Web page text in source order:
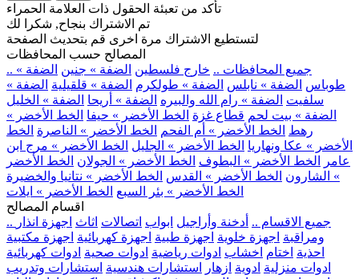
تأكد من تعبئة الحقول ذات العلامة الحمراء
تم الاشتراك بنجاح, شكرا لك
لتستطيع الاشتراك مرة اخرى قم بتحديث الصفحة
المصالح حسب المحافظات
.. جميع المحافظات .. خارج فلسطين الضفة » جنين الضفة »
طوباس الضفة » نابلس الضفة » طولكرم الضفة » قلقيلية الضفة »
سلفيت الضفة » رام الله والبيره الضفة » أريحا الضفة » الخليل
الضفة » بيت لحم قطاع غزة الخط الأخضر » حيفا الخط الأخضر »
رهط الخط الأخضر » أم الفحم الخط الأخضر » الناصرة الخط
الأخضر » عكا ونهاريا الخط الأخضر » الجليل الخط الأخضر » مرج ابن
عامر
الخط الأخضر » البطوف الخط الأخضر » الجولان الخط الأخضر
» الشارون الخط الأخضر » القدس الخط الأخضر » نتانيا والخضيرة
الخط الأخضر » بئر السبع الخط الأخضر » ايلات
اقسام المصالح
.. جميع الاقسام .. أدخنة وأراجيل ابواب اتصالات اثاث اجهزة انذار
ومراقبة اجهزة خلوية اجهزة طبية اجهزة كهربائية اجهزة مكتبية
احذية اختام اخشاب ادوات رياضية ادوات صحية ادوات كهربائية
ادوات منزلية ادوية ازهار استشارات هندسية استشارات وتدريب